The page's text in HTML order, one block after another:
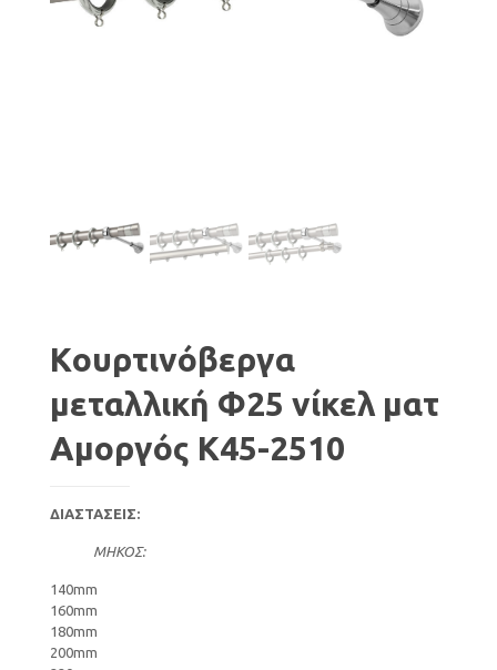
Kουρτινόβεργα
μεταλλική Φ25 νίκελ ματ
Αμοργός K45-2510
ΔΙΑΣΤΑΣΕΙΣ:
ΜΗΚΟΣ:
140mm
160mm
180mm
200mm